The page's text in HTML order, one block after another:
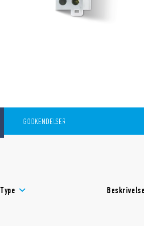
GODKENDELSER
Type Beskrivelse